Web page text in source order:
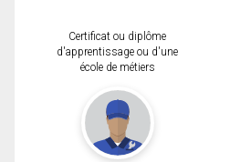
Certificat ou diplôme
d'apprentissage ou d'une
école de métiers